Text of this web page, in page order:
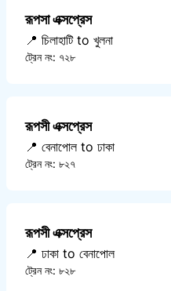
রূপসা এক্সপ্রেস
📍 চিলাহাটি to খুলনা
ট্রেন নং: ৭২৮
রূপসী এক্সপ্রেস
📍 বেনাপোল to ঢাকা
ট্রেন নং: ৮২৭
রূপসী এক্সপ্রেস
📍 ঢাকা to বেনাপোল
ট্রেন নং: ৮২৮